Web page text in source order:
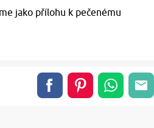
jako přílohu k pečenému